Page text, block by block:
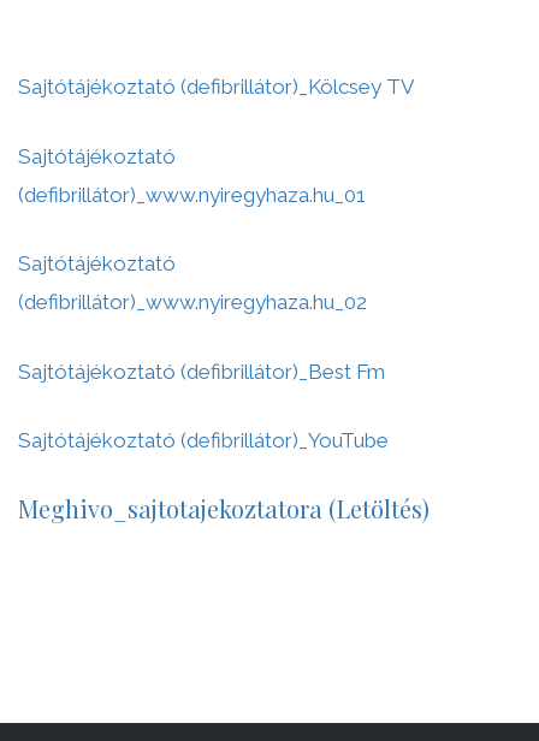
Sajtótájékoztató (defibrillátor)_Kölcsey TV
Sajtótájékoztató
(defibrillátor)_www.nyiregyhaza.hu_01
Sajtótájékoztató
(defibrillátor)_www.nyiregyhaza.hu_02
Sajtótájékoztató (defibrillátor)_Best Fm
Sajtótájékoztató (defibrillátor)_YouTube
Meghivo_sajtotajekoztatora (Letöltés)